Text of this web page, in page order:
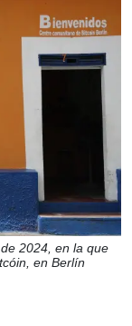
2024, en la que
en Berlín